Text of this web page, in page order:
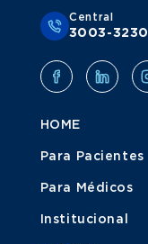
Central
3003-3230
HOME
Para Pacientes
Para Médicos
Institucional